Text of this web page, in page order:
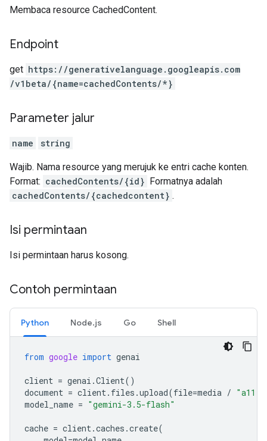
Membaca resource CachedContent.
Endpoint
get https: / /generativelanguage.googleapis.com
/v1beta/{name=cachedContents/*}
Parameter jalur
name string
Wajib. Nama resource yang merujuk ke entri cache konten.
Format: cachedContents/{id} Formatnya adalah
cachedContents/{cachedcontent} .
Isi permintaan
Isi permintaan harus kosong.
Contoh permintaan
Python Node.js Go Shell
from google import genai
client = genai .Client()
document = client. files .upload(file=media /
model_name = "gemini-3.5-flash"
cache = client.caches .create(